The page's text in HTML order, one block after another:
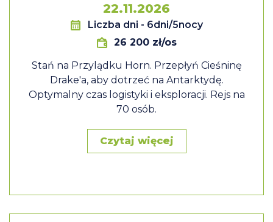
22.11.2026
Liczba dni - 6dni/5nocy
26 200 zł/os
Stań na Przylądku Horn. Przepłyń Cieśninę
Drake'a, aby dotrzeć na Antarktydę.
Optymalny czas logistyki i eksploracji. Rejs na
70 osób.
Czytaj więcej